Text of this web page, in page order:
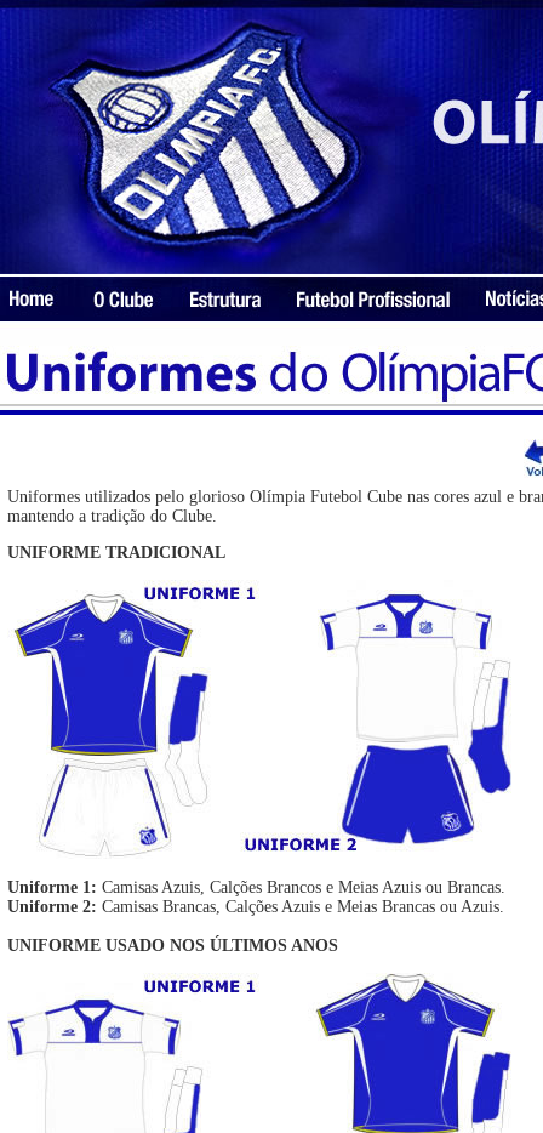
Uniformes utilizados pelo glorioso Olímpia Futebol Cube nas cores azul e
mantendo a tradição do Clube.
UNIFORME TRADICIONAL
Uniforme 1: Camisas Azuis, Calções Brancos e Meias Azuis ou Brancas.
Uniforme 2: Camisas Brancas, Calções Azuis e Meias Brancas ou Azuis.
UNIFORME USADO NOS ÚLTIMOS ANOS